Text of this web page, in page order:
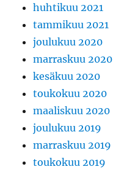
huhtikuu 2021
tammikuu 2021
joulukuu 2020
marraskuu 2020
kesäkuu 2020
toukokuu 2020
maaliskuu 2020
joulukuu 2019
marraskuu 2019
toukokuu 2019